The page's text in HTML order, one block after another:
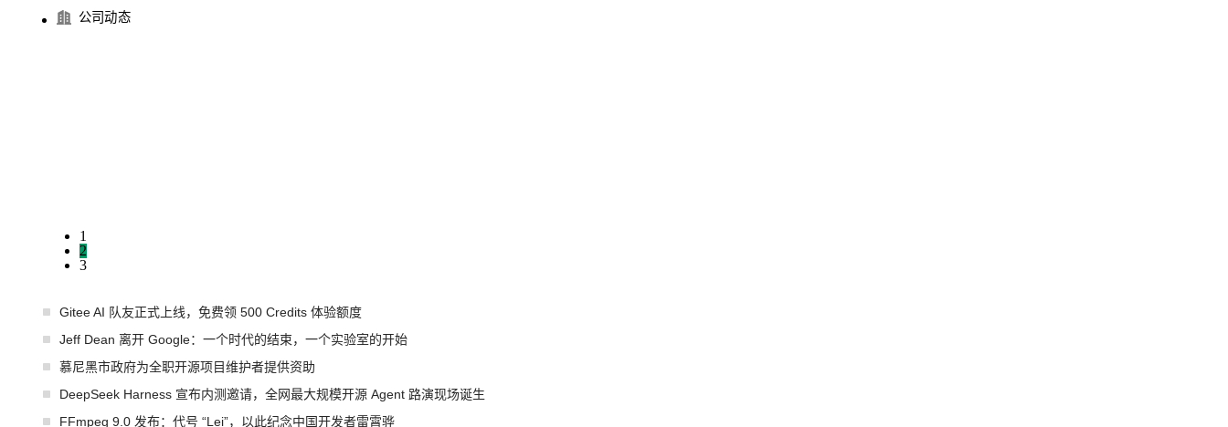
公司动态
1
2
3
Gitee AI 队友正式上线，免费领 500 Credits 体验额度
Jeff Dean 离开 Google：一个时代的结束，一个实验室的开始
慕尼黑市政府为全职开源项目维护者提供资助
DeepSeek Harness 宣布内测邀请，全网最大规模开源 Agent 路演现场诞生
FFmpeg 9.0 发布：代号 “Lei”，以此纪念中国开发者雷霄骅